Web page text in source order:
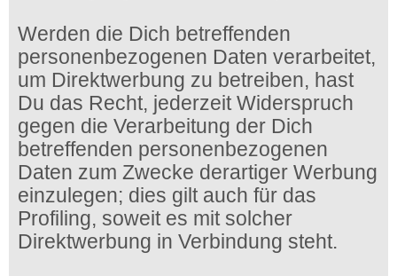
Werden die Dich betreffenden
personenbezogenen Daten verarbeitet,
um Direktwerbung zu betreiben, hast
Du das Recht, jederzeit Widerspruch
gegen die Verarbeitung der Dich
betreffenden personenbezogenen
Daten zum Zwecke derartiger Werbung
einzulegen; dies gilt auch für das
Profiling, soweit es mit solcher
Direktwerbung in Verbindung steht.